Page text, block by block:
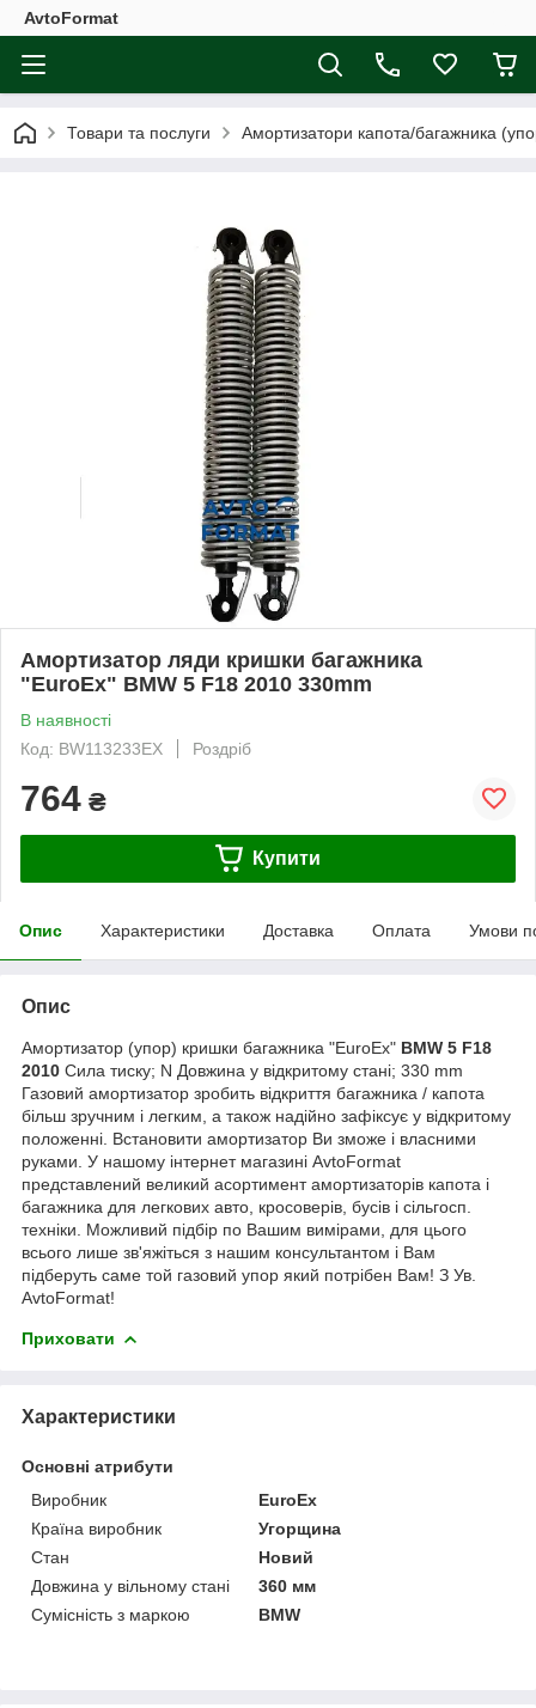
AvtoFormat
Товари та послуги Амортизатори капота/багажника
Амортизатор ляди кришки багажника
"EuroEx" BMW 5 F18 2010 330mm
В наявності
Код: BW113233EX
Роздріб
764 ₴
Купити
Опис Характеристики Доставка Оплата Умови
Опис
Амортизатор (упор) кришки багажника "EuroEx" BMW 5 F18
2010 Сила тиску; N Довжина у відкритому стані; 330 mm
Газовий амортизатор зробить відкриття багажника / капота
більш зручним і легким, а також надійно зафіксує у відкритому
положенні. Встановити амортизатор Ви зможе і власними
руками. У нашому інтернет магазині AvtoFormat
представлений великий асортимент амортизаторів капота і
багажника для легкових авто, кросоверів, бусів і сільгосп.
техніки. Можливий підбір по Вашим вимірами, для цього
всього лише зв'яжіться з нашим консультантом і Вам
підберуть саме той газовий упор який потрібен Вам! З Ув.
AvtoFormat!
Приховати
Характеристики
Основні атрибути
Виробник
EuroEx
Країна виробник
Угорщина
Стан
Новий
Довжина у вільному стані
360 мм
Сумісність з маркою
BMW